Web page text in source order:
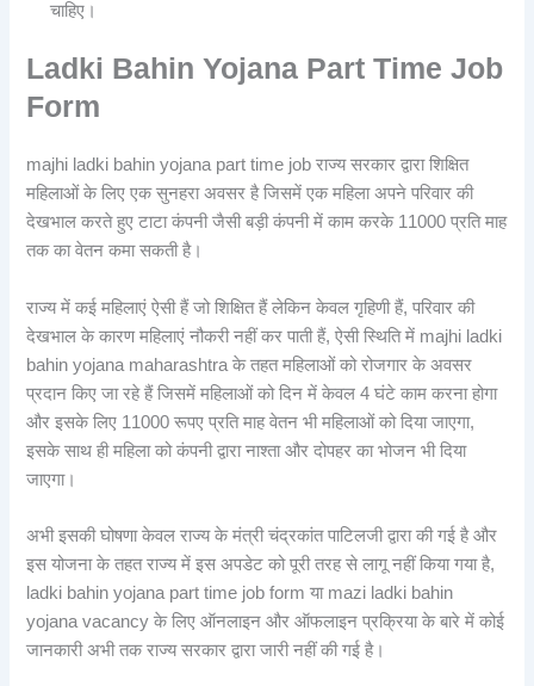
चाहिए।
Ladki Bahin Yojana Part Time Job
Form
majhi ladki bahin yojana part time job राज्य सरकार द्वारा शिक्षित
महिलाओं के लिए एक सुनहरा अवसर है जिसमें एक महिला अपने परिवार की
देखभाल करते हुए टाटा कंपनी जैसी बड़ी कंपनी में काम करके 11000 प्रति माह
तक का वेतन कमा सकती है।
राज्य में कई महिलाएं ऐसी हैं जो शिक्षित हैं लेकिन केवल गृहिणी हैं, परिवार की
देखभाल के कारण महिलाएं नौकरी नहीं कर पाती हैं, ऐसी स्थिति में majhi ladki
bahin yojana maharashtra के तहत महिलाओं को रोजगार के अवसर
प्रदान किए जा रहे हैं जिसमें महिलाओं को दिन में केवल 4 घंटे काम करना होगा
और इसके लिए 11000 रूपए प्रति माह वेतन भी महिलाओं को दिया जाएगा,
इसके साथ ही महिला को कंपनी द्वारा नाश्ता और दोपहर का भोजन भी दिया
जाएगा।
अभी इसकी घोषणा केवल राज्य के मंत्री चंद्रकांत पाटिलजी द्वारा की गई है और
इस योजना के तहत राज्य में इस अपडेट को पूरी तरह से लागू नहीं किया गया है,
ladki bahin yojana part time job form या mazi ladki bahin
yojana vacancy के लिए ऑनलाइन और ऑफलाइन प्रक्रिया के बारे में कोई
जानकारी अभी तक राज्य सरकार द्वारा जारी नहीं की गई है।